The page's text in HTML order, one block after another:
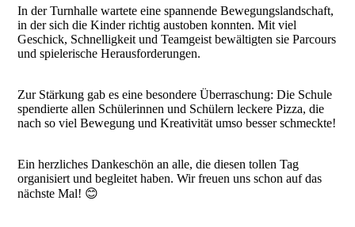
In der Turnhalle wartete eine spannende Bewegungslandschaft,
in der sich die Kinder richtig austoben konnten. Mit viel
Geschick, Schnelligkeit und Teamgeist bewältigten sie Parcours
und spielerische Herausforderungen.
Zur Stärkung gab es eine besondere Überraschung: Die Schule
spendierte allen Schülerinnen und Schülern leckere Pizza, die
nach so viel Bewegung und Kreativität umso besser schmeckte!
Ein herzliches Dankeschön an alle, die diesen tollen Tag
organisiert und begleitet haben. Wir freuen uns schon auf das
nächste Mal! 😊